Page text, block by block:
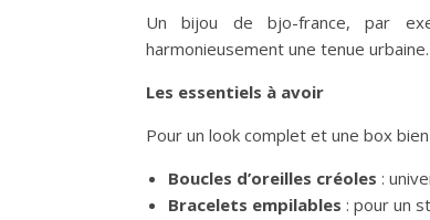
Un bijou de bjo-france, par
harmonieusement une tenue urbaine.
Les essentiels à avoir
Pour un look complet et une box
Boucles d’oreilles créoles :
Bracelets empilables : pour un